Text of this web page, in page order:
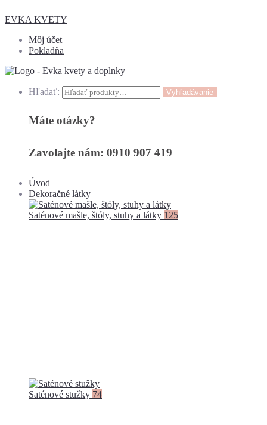
EVKA KVETY
Môj účet
Pokladňa
Hľadať: Vyhľadávanie
Máte otázky?
Zavolajte nám: 0910 907 419
Úvod
Dekoračné látky
Saténové mašle, štóly, stuhy a látky 125
Saténové stužky 74